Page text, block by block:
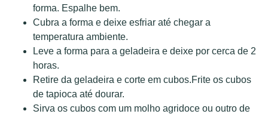
forma. Espalhe bem.
Cubra a forma e deixe esfriar até chegar a
temperatura ambiente.
Leve a forma para a geladeira e deixe por cerca de 2
horas.
Retire da geladeira e corte em cubos.Frite os cubos
de tapioca até dourar.
Sirva os cubos com um molho agridoce ou outro de